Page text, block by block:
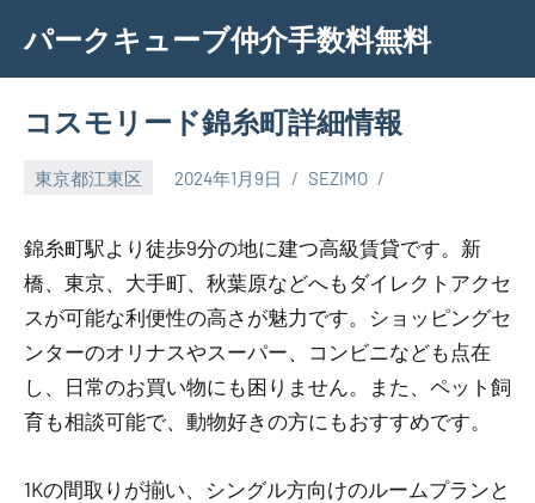
content
パークキューブ仲介手数料無料
コスモリード錦糸町詳細情報
東京都江東区 2024年1月9日 SEZIMO
錦糸町駅より徒歩9分の地に建つ高級賃貸です。新
橋、東京、大手町、秋葉原などへもダイレクトアクセ
スが可能な利便性の高さが魅力です。ショッピングセ
ンターのオリナスやスーパー、コンビニなども点在
し、日常のお買い物にも困りません。また、ペット飼
育も相談可能で、動物好きの方にもおすすめです。
1Kの間取りが揃い、シングル方向けのルームプランと